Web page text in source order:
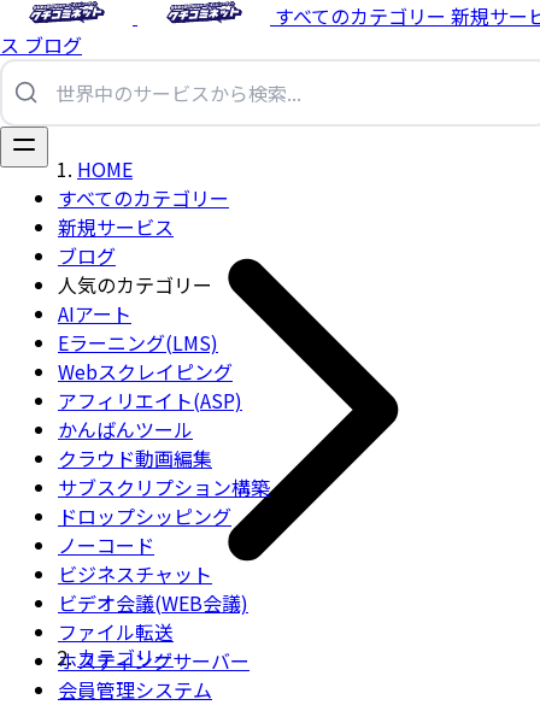
すべてのカテゴリー 新規サー
ス ブログ
すべてのカテゴリー
新規サービス
ブログ
人気のカテゴリー
AIアート
Eラーニング(LMS)
Webスクレイピング
アフィリエイト(ASP)
かんばんツール
クラウド動画編集
サブスクリプション構築
ドロップシッピング
ノーコード
ビジネスチャット
ビデオ会議(WEB会議)
ファイル転送
ホスティングサーバー
会員管理システム
HOME
カテゴリー